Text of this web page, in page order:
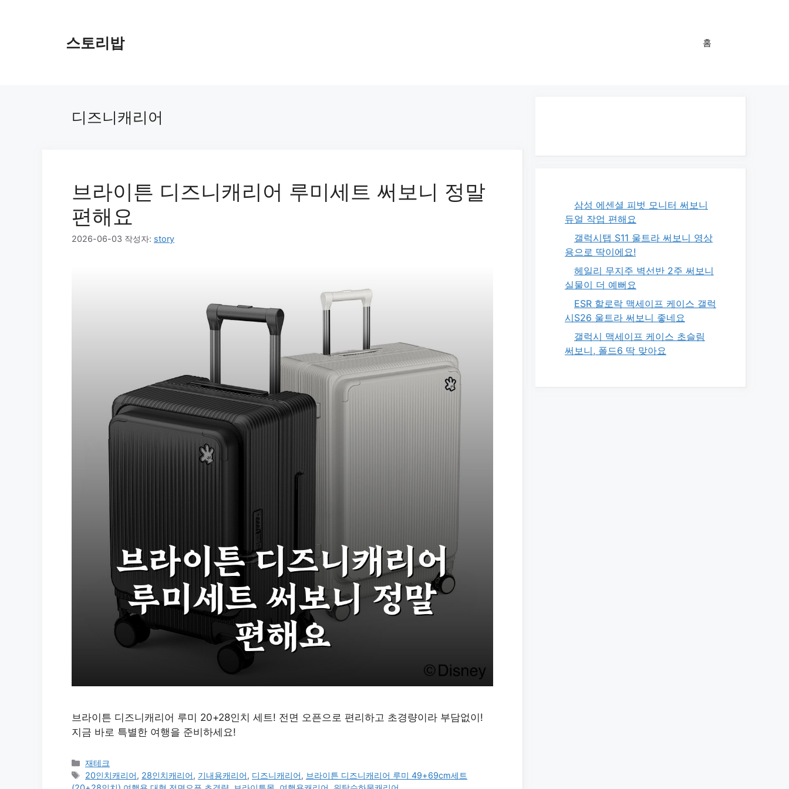
스토리밥 홈
디즈니캐리어
브라이튼 디즈니캐리어 루미세트 써보니 정말
편해요
2026-06-03 작성자: story
브라이튼 디즈니캐리어 루미 20+28인치 세트! 전면 오픈으로 편리하고 초경량이라 부담없이!
지금 바로 특별한 여행을 준비하세요!
카
테
재테크
태
20인치캐리어, 28인치캐리어, 기내용캐리어, 디즈니캐리어, 브라이튼 디즈니캐리어 루미 49+69cm세트
삼성 에센셜 피벗 모니터 써보니
듀얼 작업 편해요
갤럭시탭 S11 울트라 써보니 영상
용으로 딱이에요!
헤일리 무지주 벽선반 2주 써보니
실물이 더 예뻐요
ESR 할로락 맥세이프 케이스 갤럭
시S26 울트라 써보니 좋네요
갤럭시 맥세이프 케이스 초슬림
써보니, 폴드6 딱 맞아요